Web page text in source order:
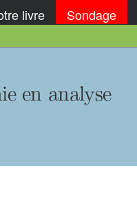
livre Sondage
en analyse